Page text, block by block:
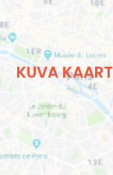
KUVA KAART